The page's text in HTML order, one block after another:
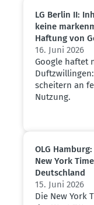
LG Berlin II:
keine
Haftung von
16. Juni 2026
Google haftet
scheitern an
Nutzung.
OLG
New York
Deutschland
15. Juni 2026
Die New York